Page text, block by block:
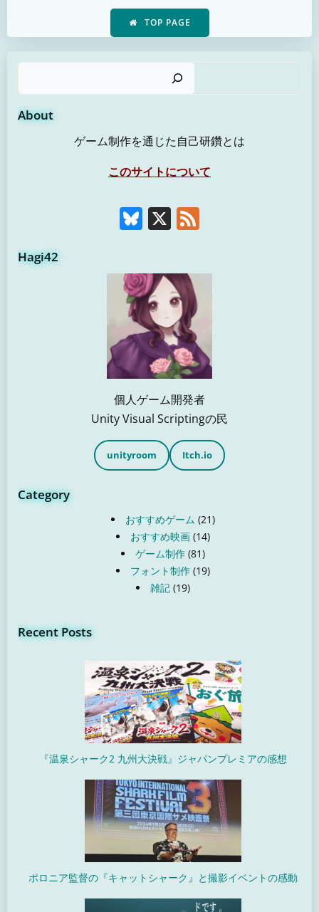
TOP PAGE
About
ゲーム制作を通じた自己研鑽とは
このサイトについて
Bluesky
X
Hagi42
個人ゲーム開発者
Unity Visual Scriptingの民
unityroom Itch.io
Category
おすすめゲーム (21)
おすすめ映画 (14)
ゲーム制作 (81)
フォント制作 (19)
雑記 (19)
Recent Posts
『温泉シャーク2 九州大決戦』ジャパンプレミアの感想
ポロニア監督の『キャットシャーク』と撮影イベントの感動